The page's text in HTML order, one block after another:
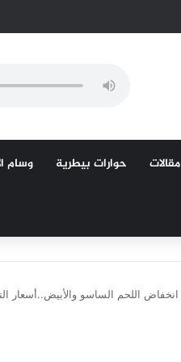
مقالات حوارات بيطرية وسام
انخفاض اللحم الساسو والأبيض..أسعار